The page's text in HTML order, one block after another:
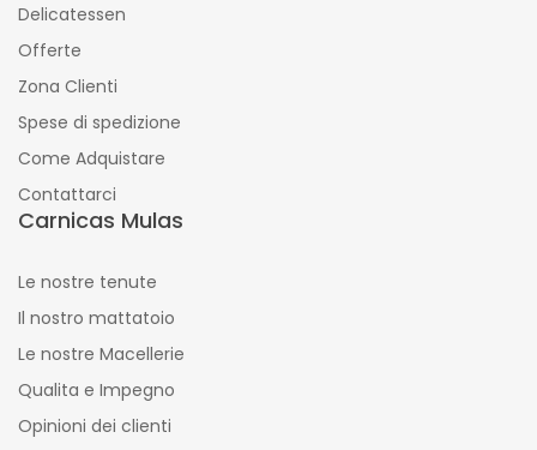
Delicatessen
Offerte
Zona Clienti
Spese di spedizione
Come Adquistare
Contattarci
Carnicas Mulas
Le nostre tenute
Il nostro mattatoio
Le nostre Macellerie
Qualita e Impegno
Opinioni dei clienti